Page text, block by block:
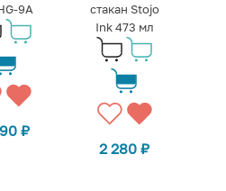
9A
₽
стакан Stojo
Ink 473 мл
2 280₽